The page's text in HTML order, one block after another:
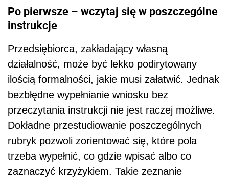
Po pierwsze – wczytaj się w poszczególne
instrukcje
Przedsiębiorca, zakładający własną
działalność, może być lekko podirytowany
ilością formalności, jakie musi załatwić. Jednak
bezbłędne wypełnianie wniosku bez
przeczytania instrukcji nie jest raczej możliwe.
Dokładne przestudiowanie poszczególnych
rubryk pozwoli zorientować się, które pola
trzeba wypełnić, co gdzie wpisać albo co
zaznaczyć krzyżykiem. Takie zeznanie